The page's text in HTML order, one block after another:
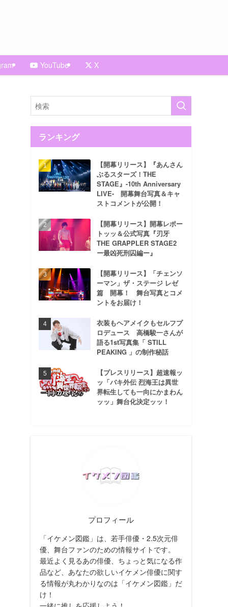
YouTube X
ランキング
【開幕リリース】『あんさん
ぶるスターズ！THE
STAGE』-10th Anniversary
LIVE- 開幕舞台写真＆キャ
ストコメントが公開！
【開幕リリース】開幕レポー
トッッ＆公式写真『刃牙
THE GRAPPLER STAGE2
ー最凶死刑囚編ー』
【開幕リリース】「チェンソ
ーマン」ザ・ステージ レゼ
篇 開幕！ 舞台写真とコメ
ントをお届け！
衣装もヘアメイクもセルフプ
ロデュース 高橋駿一さんが
語る1st写真集「 STILL
PEAKING 」の制作秘話
【プレスリリース】超速報ッ
ッ「バキ外伝 烈海王は異世
界転生しても一向にかまわん
ッッ」舞台化決定ッッ！
プロフィール
「イケメン図鑑」は、若手俳優・2.5次元俳
優、舞台ファンのための情報サイトです。
最近よく見るあの俳優、ちょっと気になる作
品など、あなたの欲しいイケメン俳優に関す
る情報が丸わかりなのは「イケメン図鑑」だ
け！